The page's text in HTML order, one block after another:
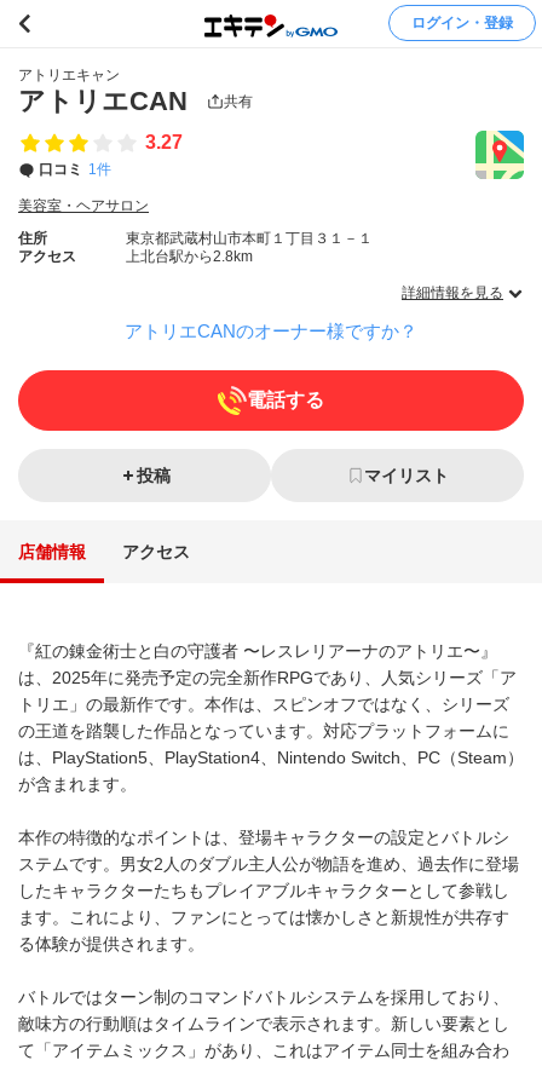
ログイン・登録
アトリエキャン
アトリエCAN 共有
3.27
口コミ 1件
美容室・ヘアサロン
住所
東京都武蔵村山市本町１丁目３１－１
アクセス
上北台駅から2.8km
詳細情報を見る
アトリエCANのオーナー様ですか？
電話する
投稿 マイリスト
店舗情報 アクセス
『紅の錬金術士と白の守護者 〜レスレリアーナのアトリエ〜』
は、2025年に発売予定の完全新作RPGであり、人気シリーズ「ア
トリエ」の最新作です。本作は、スピンオフではなく、シリーズ
の王道を踏襲した作品となっています。対応プラットフォームに
は、PlayStation5、PlayStation4、Nintendo Switch、PC（Steam）
が含まれます。
本作の特徴的なポイントは、登場キャラクターの設定とバトルシ
ステムです。男女2人のダブル主人公が物語を進め、過去作に登場
したキャラクターたちもプレイアブルキャラクターとして参戦し
ます。これにより、ファンにとっては懐かしさと新規性が共存す
る体験が提供されます。
バトルではターン制のコマンドバトルシステムを採用しており、
敵味方の行動順はタイムラインで表示されます。新しい要素とし
て「アイテムミックス」があり、これはアイテム同士を組み合わ